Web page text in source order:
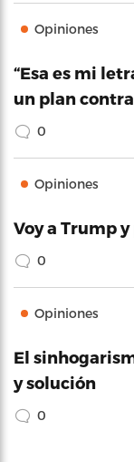
Opiniones
“Esa es mi
un plan
0
Opiniones
Voy a Trump
0
Opiniones
El
y solución
0